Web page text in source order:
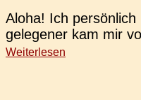
Aloha! Ich
gele­ge­ner kam mir
Weiterlesen